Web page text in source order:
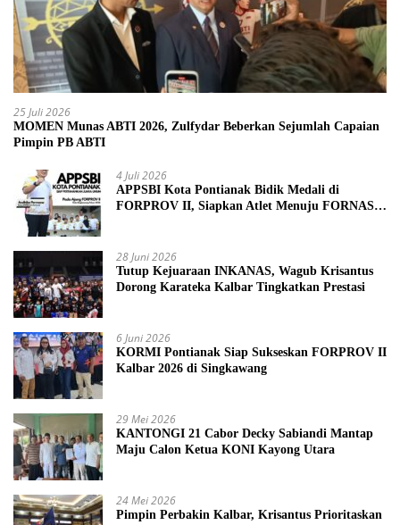
25 Juli 2026
MOMEN Munas ABTI 2026, Zulfydar Beberkan Sejumlah Capaian
Pimpin PB ABTI
4 Juli 2026
APPSBI Kota Pontianak Bidik Medali di
FORPROV II, Siapkan Atlet Menuju FORNAS
28 Juni 2026
Tutup Kejuaraan INKANAS, Wagub Krisantus
Dorong Karateka Kalbar Tingkatkan Prestasi
6 Juni 2026
KORMI Pontianak Siap Sukseskan FORPROV II
Kalbar 2026 di Singkawang
29 Mei 2026
KANTONGI 21 Cabor Decky Sabiandi Mantap
Maju Calon Ketua KONI Kayong Utara
24 Mei 2026
Pimpin Perbakin Kalbar, Krisantus Prioritaskan